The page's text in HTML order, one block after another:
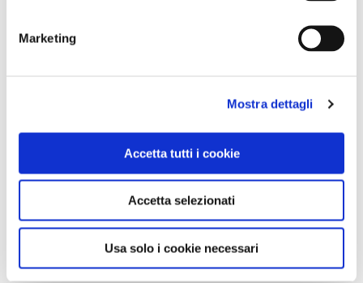
Marketing
Mostra dettagli
Accetta tutti i cookie
Accetta selezionati
Usa solo i cookie necessari